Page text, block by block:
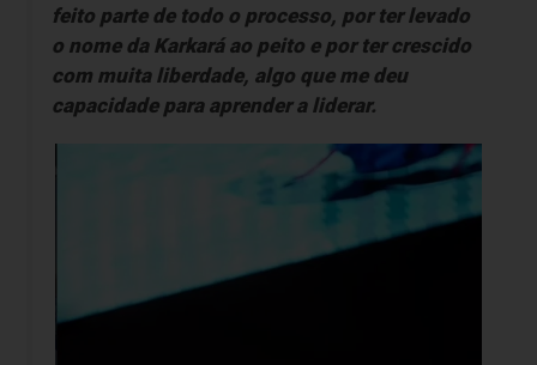
feito parte de todo o processo, por ter levado
o nome da Karkará ao peito e por ter crescido
com muita liberdade, algo que me deu
capacidade para aprender a liderar.